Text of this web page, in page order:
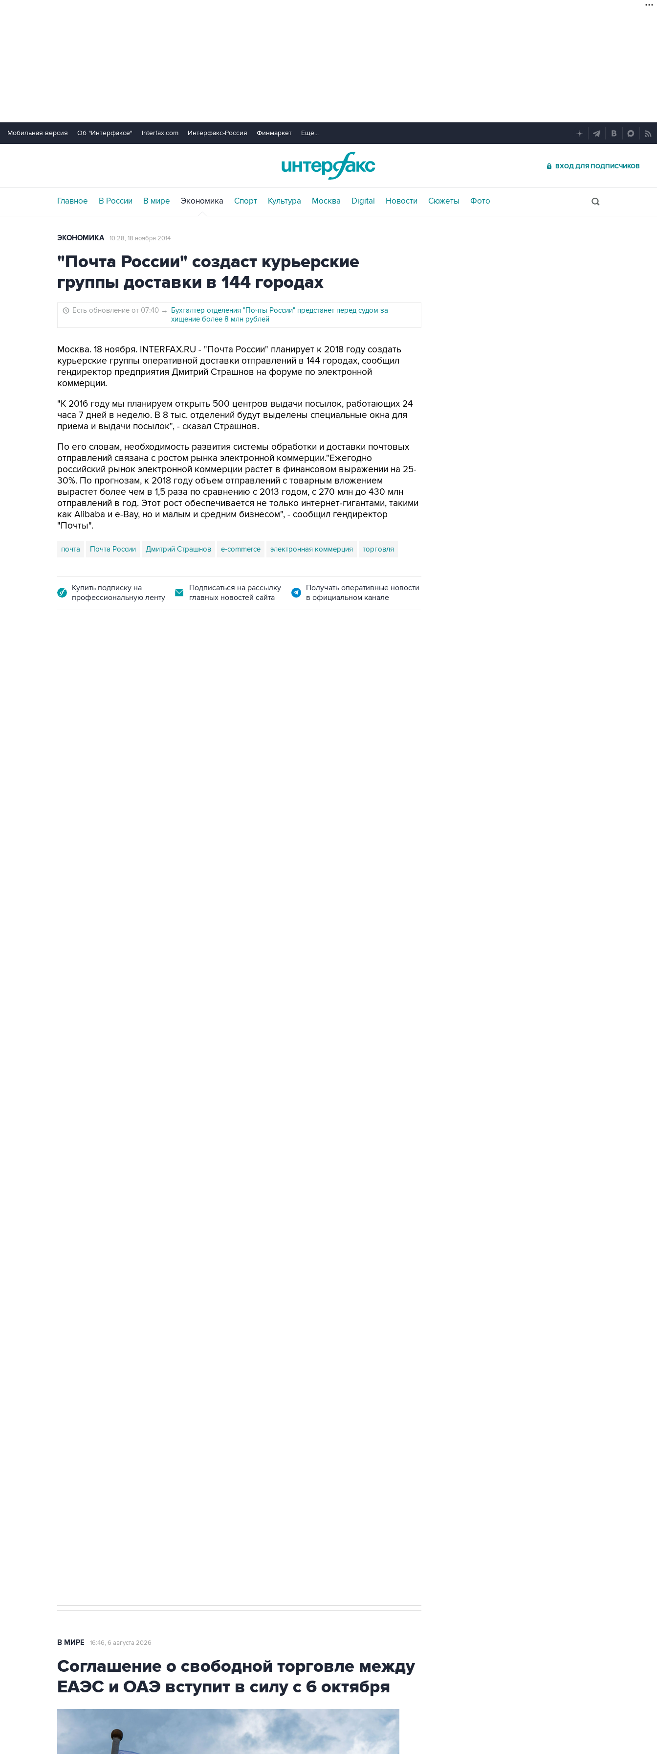
Мобильная версия Об "Интерфаксе" Interfax.com Интерфакс-Россия Финмаркет Еще...
ВХОД ДЛЯ ПОДПИСЧИКОВ
Главное В России В мире Экономика Спорт Культура Москва Digital Новости Сюжеты Фото
ЭКОНОМИКА 10:28, 18 ноября 2014
"Почта России" создаст курьерские
группы доставки в 144 городах
Есть обновление от 07:40 → Бухгалтер отделения "Почты России" предстанет перед судом за
хищение более 8 млн рублей
Москва. 18 ноября. INTERFAX.RU - "Почта России" планирует к 2018 году создать
курьерские группы оперативной доставки отправлений в 144 городах, сообщил
гендиректор предприятия Дмитрий Страшнов на форуме по электронной
коммерции.
"К 2016 году мы планируем открыть 500 центров выдачи посылок, работающих 24
часа 7 дней в неделю. В 8 тыс. отделений будут выделены специальные окна для
приема и выдачи посылок", - сказал Страшнов.
По его словам, необходимость развития системы обработки и доставки почтовых
отправлений связана с ростом рынка электронной коммерции."Ежегодно
российский рынок электронной коммерции растет в финансовом выражении на 25-
30%. По прогнозам, к 2018 году объем отправлений с товарным вложением
вырастет более чем в 1,5 раза по сравнению с 2013 годом, с 270 млн до 430 млн
отправлений в год. Этот рост обеспечивается не только интернет-гигантами, такими
как Alibaba и e-Bay, но и малым и средним бизнесом", - сообщил гендиректор
"Почты".
почта Почта России Дмитрий Страшнов e-commerce электронная коммерция торговля
Купить подписку на
профессиональную ленту
Подписаться на рассылку
главных новостей сайта
Получать оперативные новости
в официальном канале
В МИРЕ 16:46, 6 августа 2026
Соглашение о свободной торговле между
ЕАЭС и ОАЭ вступит в силу с 6 октября